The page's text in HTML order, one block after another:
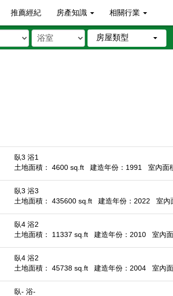
推薦經紀 房產知識 相關行業
房屋類型
臥3 浴1
土地面積： 4600 sq.ft
建造年份：1991 室內面
臥3 浴3
土地面積： 435600 sq.ft
建造年份：2022 室內
臥4 浴2
土地面積： 11337 sq.ft
建造年份：2010 室內
臥4 浴2
土地面積： 45738 sq.ft
建造年份：2004 室內
臥- 浴-